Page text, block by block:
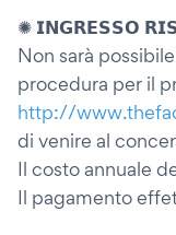
✺ 𝗜𝗡𝗚𝗥𝗘𝗦𝗦𝗢
Non sarà
procedura per il
http://
di venire al
Il costo annuale
Il pagamento